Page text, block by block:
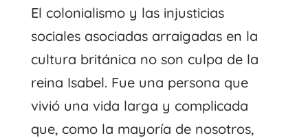
El colonialismo y las injusticias
sociales asociadas arraigadas en la
cultura británica no son culpa de la
reina Isabel. Fue una persona que
vivió una vida larga y complicada
que, como la mayoría de nosotros,